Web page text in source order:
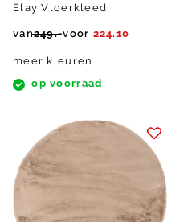
Elay Vloerkleed
van249.-voor 224.10
meer kleuren
op voorraad